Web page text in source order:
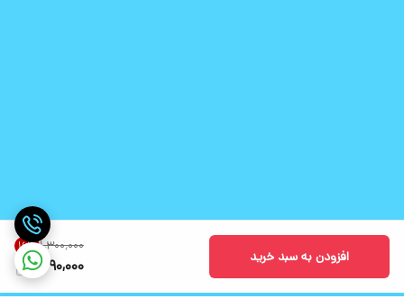
۱٬۳۰۰٬۰۰۰ 16%
1,090,000 افزودن به سبد خرید